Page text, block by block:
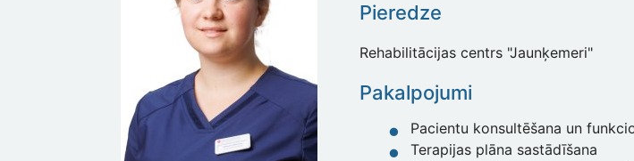
Pieredze
Rehabilitācijas centrs "Jaunķemeri"
Pakalpojumi
Pacientu konsultēšana un
Terapijas plāna sastādīšana